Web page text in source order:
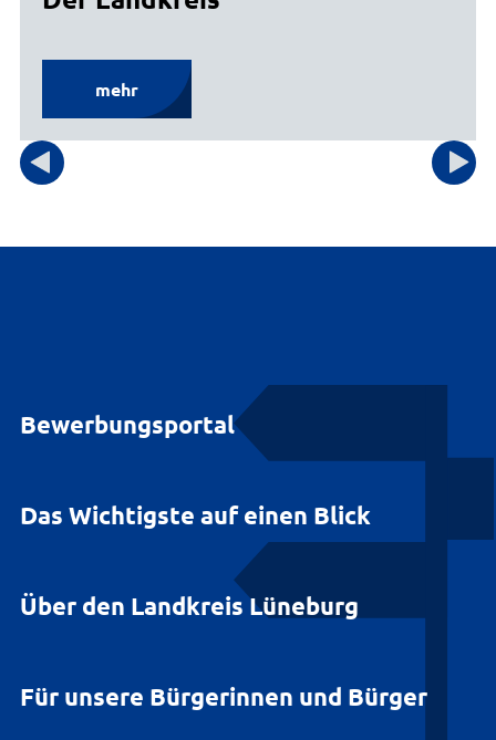
mehr
Bewerbungsportal
Das Wichtigste auf einen Blick
Über den Landkreis Lüneburg
Für unsere Bürgerinnen und Bürger